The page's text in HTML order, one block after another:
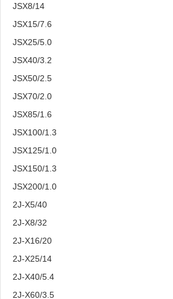
JSX8/14
JSX15/7.6
JSX25/5.0
JSX40/3.2
JSX50/2.5
JSX70/2.0
JSX85/1.6
JSX100/1.3
JSX125/1.0
JSX150/1.3
JSX200/1.0
2J-X5/40
2J-X8/32
2J-X16/20
2J-X25/14
2J-X40/5.4
2J-X60/3.5